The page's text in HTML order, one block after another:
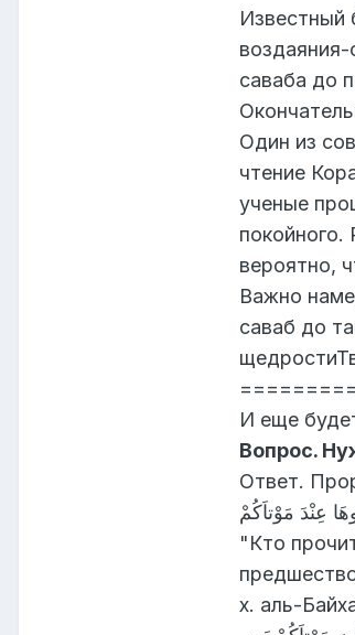
Известный
саваба до
Один из
чтение
ученые
покойного.
вероятно,
Важно
саваб до
И еще
Вопрос.
Ответ.
"Кто
х. аль-